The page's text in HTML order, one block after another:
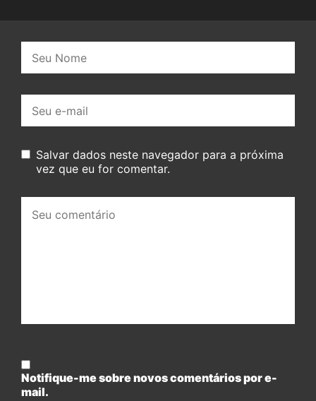
mail:
Salvar dados neste navegador para a próxima
vez que eu for comentar.
comentário:
Notifique-me sobre novos comentários por e-
mail.